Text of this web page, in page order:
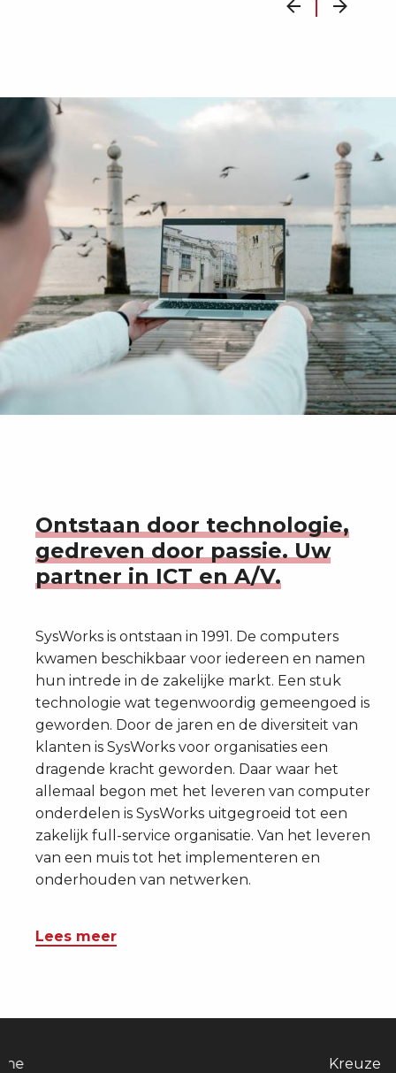
Ontstaan door technologie,
gedreven door passie. Uw
partner in ICT en A/V.
SysWorks is ontstaan in 1991. De computers
kwamen beschikbaar voor iedereen en namen
hun intrede in de zakelijke markt. Een stuk
technologie wat tegenwoordig gemeengoed is
geworden. Door de jaren en de diversiteit van
klanten is SysWorks voor organisaties een
dragende kracht geworden. Daar waar het
allemaal begon met het leveren van computer
onderdelen is SysWorks uitgegroeid tot een
zakelijk full-service organisatie. Van het leveren
van een muis tot het implementeren en
onderhouden van netwerken.
Lees meer
Kreuze